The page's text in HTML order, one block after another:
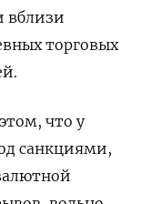
вблизи
торговых
что у
санкциями,